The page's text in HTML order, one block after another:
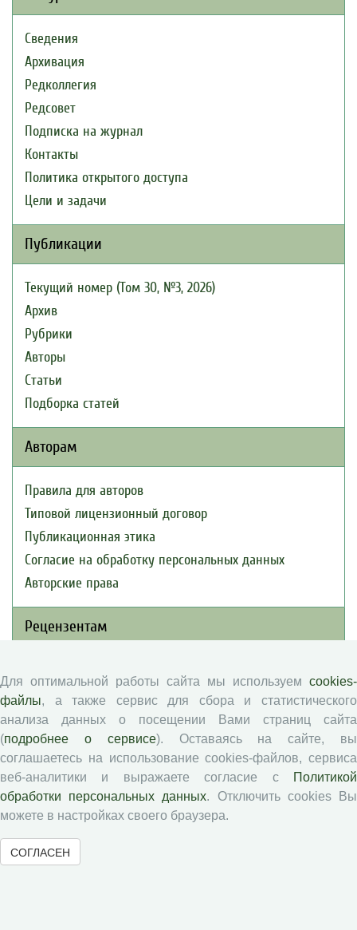
Сведения
Архивация
Редколлегия
Редсовет
Подписка на журнал
Контакты
Политика открытого доступа
Цели и задачи
Публикации
Текущий номер (Том 30, №3, 2026)
Архив
Рубрики
Авторы
Статьи
Подборка статей
Авторам
Правила для авторов
Типовой лицензионный договор
Публикационная этика
Согласие на обработку персональных данных
Авторские права
Рецензентам
Положение о рецензировании
Форма рецензии
Журналы ВолНЦ РАН
Экономические и социальные перемены
Проблемы развития территории
Вопросы территориального развития
Для оптимальной работы сайта мы используем cookies-
файлы, а также сервис для сбора и статистического
анализа данных о посещении Вами страниц сайта
(подробнее о сервисе). Оставаясь на сайте, вы
соглашаетесь на использование cookies-файлов, сервиса
веб-аналитики и выражаете согласие с
Политикой
обработки персональных данных. Отключить cookies Вы
можете в настройках своего браузера.
СОГЛАСЕН